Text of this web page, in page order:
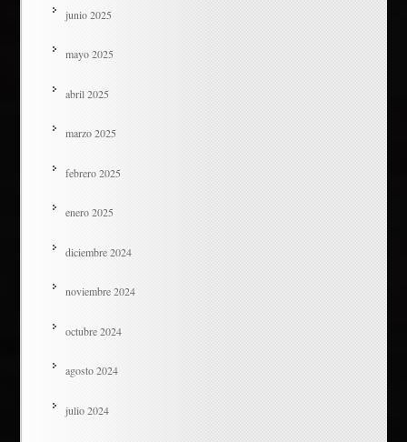
junio 2025
mayo 2025
abril 2025
marzo 2025
febrero 2025
enero 2025
diciembre 2024
noviembre 2024
octubre 2024
agosto 2024
julio 2024